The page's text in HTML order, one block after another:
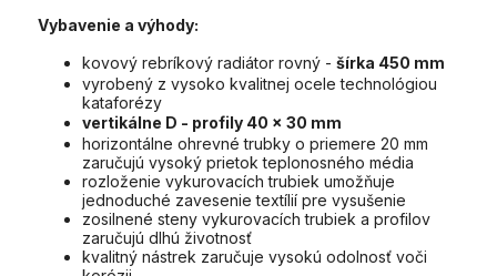
Vybavenie a výhody:
kovový rebríkový radiátor rovný - šírka 450 mm
vyrobený z vysoko kvalitnej ocele technológiou
kataforézy
vertikálne D - profily 40 x 30 mm
horizontálne ohrevné trubky o priemere 20 mm
zaručujú vysoký prietok teplonosného média
rozloženie vykurovacích trubiek umožňuje
jednoduché zavesenie textílií pre vysušenie
zosilnené steny vykurovacích trubiek a profilov
zaručujú dlhú životnosť
kvalitný nástrek zaručuje vysokú odolnosť voči